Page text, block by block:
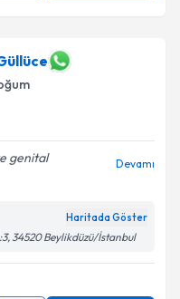
genital
Devamı
Haritada Göster
34520 Beylikdüzü/İstanbul